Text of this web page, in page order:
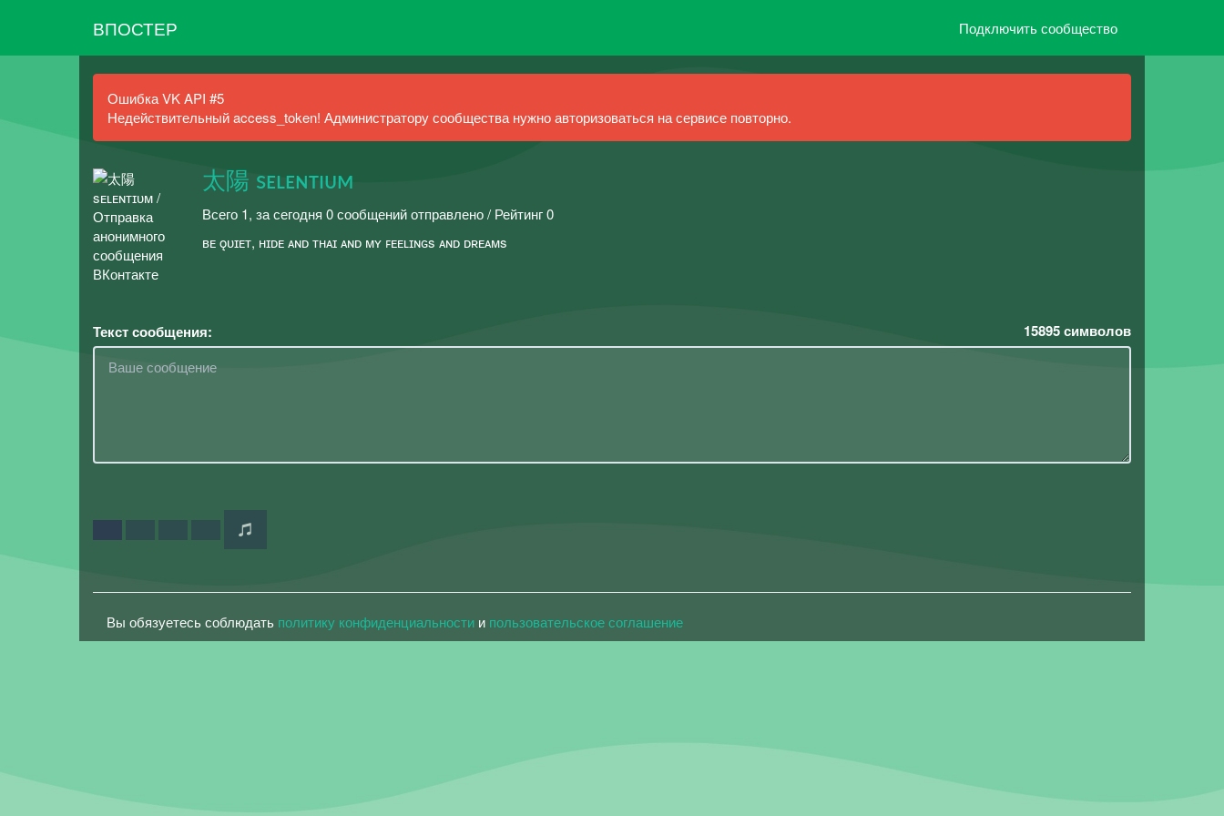
ВПОСТЕР Подключить сообщество
Ошибка VK API #5
Недействительный access_token! Администратору сообщества нужно авторизоваться на сервисе повторно.
太陽 sᴇʟᴇɴᴛɪᴜᴍ
Всего 1, за сегодня 0 сообщений отправлено / Рейтинг 0
ʙᴇ ǫᴜɪᴇᴛ, ʜɪᴅᴇ ᴀɴᴅ ᴛʜᴀɪ ᴀɴᴅ ᴍʏ ꜰᴇᴇʟɪɴɢs ᴀɴᴅ ᴅʀᴇᴀᴍs
Текст сообщения: 15895символов
Вы обязуетесь соблюдать политику конфиденциальности и пользовательское соглашение